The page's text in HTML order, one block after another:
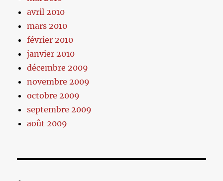
avril 2010
mars 2010
février 2010
janvier 2010
décembre 2009
novembre 2009
octobre 2009
septembre 2009
août 2009